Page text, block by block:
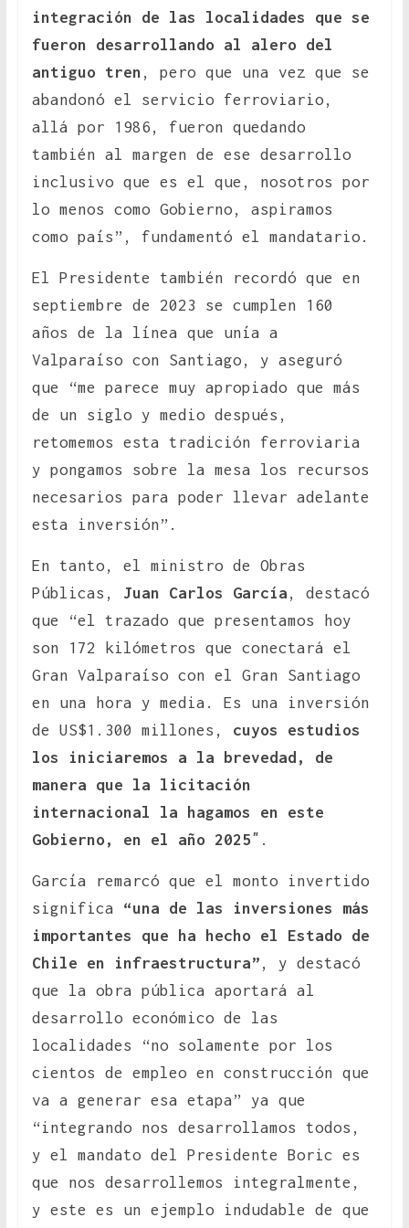
integración de las localidades que se
fueron desarrollando al alero del
antiguo tren , pero que una vez que se
abandonó el servicio ferroviario,
allá por 1986, fueron quedando
también al margen de ese desarrollo
inclusivo que es el que, nosotros por
lo menos como Gobierno, aspiramos
como país”, fundamentó el mandatario.
El Presidente también recordó que en
septiembre de 2023 se cumplen 160
años de la línea que unía a
Valparaíso con Santiago, y aseguró
que “me parece muy apropiado que más
de un siglo y medio después,
retomemos esta tradición ferroviaria
y pongamos sobre la mesa los recursos
necesarios para poder llevar adelante
esta inversión”.
En tanto, el ministro de Obras
Públicas, Juan Carlos García , destacó
que “el trazado que presentamos hoy
son 172 kilómetros que conectará el
Gran Valparaíso con el Gran Santiago
en una hora y media. Es una inversión
de US$1.300 millones, cuyos estudios
los iniciaremos a la brevedad, de
manera que la licitación
internacional la hagamos en este
Gobierno, en el año 2025″ .
García remarcó que el monto invertido
significa “una de las inversiones más
importantes que ha hecho el Estado de
Chile en infraestructura” , y destacó
que la obra pública aportará al
desarrollo económico de las
localidades “no solamente por los
cientos de empleo en construcción que
va a generar esa etapa” ya que
“integrando nos desarrollamos todos,
y el mandato del Presidente Boric es
que nos desarrollemos integralmente,
y este es un ejemplo indudable de que